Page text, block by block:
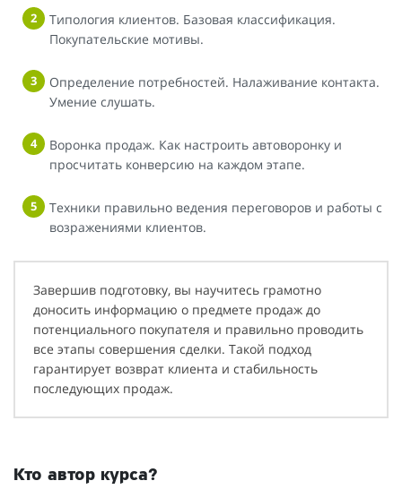
Типология клиентов. Базовая классификация.
Покупательские мотивы.
Определение потребностей. Налаживание контакта.
Умение слушать.
Воронка продаж. Как настроить автоворонку и
просчитать конверсию на каждом этапе.
Техники правильно ведения переговоров и работы с
возражениями клиентов.
Завершив подготовку, вы научитесь грамотно
доносить информацию о предмете продаж до
потенциального покупателя и правильно проводить
все этапы совершения сделки. Такой подход
гарантирует возврат клиента и стабильность
последующих продаж.
Кто автор курса?